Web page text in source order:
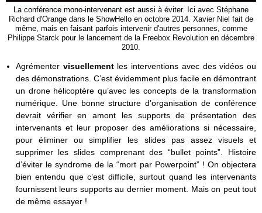
La conférence mono-intervenant est aussi à éviter. Ici avec Stéphane
Richard d'Orange dans le ShowHello en octobre 2014. Xavier Niel fait de
même, mais en faisant parfois intervenir d'autres personnes, comme
Philippe Starck pour le lancement de la Freebox Revolution en décembre
2010.
Agrémenter visuellement les interventions avec des vidéos ou
des démonstrations. C’est évidemment plus facile en démontrant
un drone hélicoptère qu’avec les concepts de la transformation
numérique. Une bonne structure d’organisation de conférence
devrait vérifier en amont les supports de présentation des
intervenants et leur proposer des améliorations si nécessaire,
pour éliminer ou simplifier les slides pas assez visuels et
supprimer les slides comprenant des “bullet points”. Histoire
d’éviter le syndrome de la “mort par Powerpoint” ! On objectera
bien entendu que c’est difficile, surtout quand les intervenants
fournissent leurs supports au dernier moment. Mais on peut tout
de même essayer !